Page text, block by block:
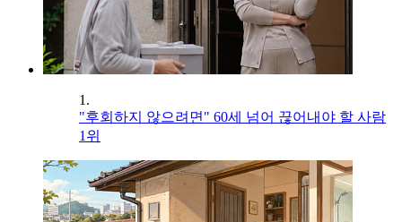
1.
"후회하지 않으려면" 60세 넘어 끊어내야 할 사람
1위